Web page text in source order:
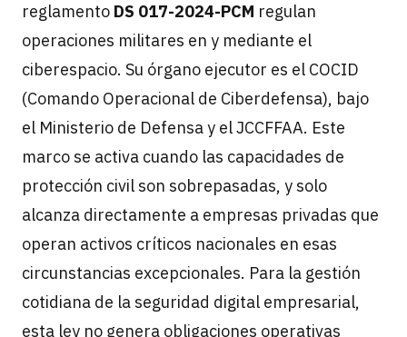
reglamento DS 017-2024-PCM regulan
operaciones militares en y mediante el
ciberespacio. Su órgano ejecutor es el COCID
(Comando Operacional de Ciberdefensa), bajo
el Ministerio de Defensa y el JCCFFAA. Este
marco se activa cuando las capacidades de
protección civil son sobrepasadas, y solo
alcanza directamente a empresas privadas que
operan activos críticos nacionales en esas
circunstancias excepcionales. Para la gestión
cotidiana de la seguridad digital empresarial,
esta ley no genera obligaciones operativas